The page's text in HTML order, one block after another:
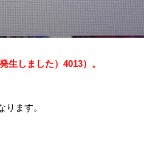
生しました）4013）。
ます。